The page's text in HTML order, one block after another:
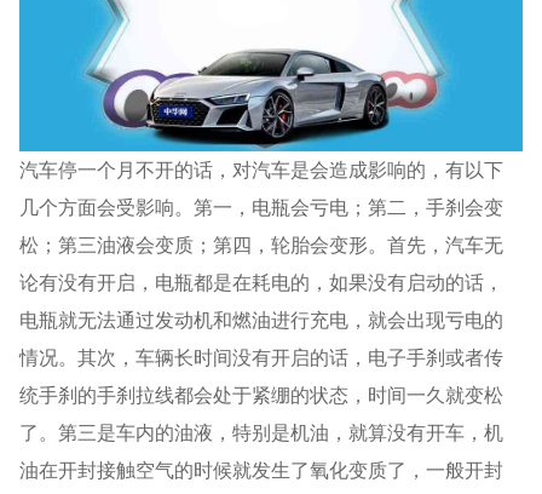
汽车停一个月不开的话，对汽车是会造成影响的，有以下
几个方面会受影响。第一，电瓶会亏电；第二，手刹会变
松；第三油液会变质；第四，轮胎会变形。首先，汽车无
论有没有开启，电瓶都是在耗电的，如果没有启动的话，
电瓶就无法通过发动机和燃油进行充电，就会出现亏电的
情况。其次，车辆长时间没有开启的话，电子手刹或者传
统手刹的手刹拉线都会处于紧绷的状态，时间一久就变松
了。第三是车内的油液，特别是机油，就算没有开车，机
油在开封接触空气的时候就发生了氧化变质了，一般开封